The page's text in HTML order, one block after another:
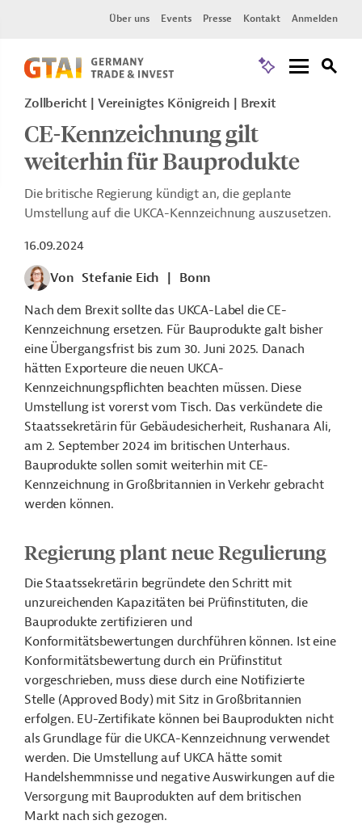
Über uns Events Presse Kontakt Anmelden
Zollbericht Vereinigtes Königreich Brexit
CE-Kennzeichnung gilt
weiterhin für Bauprodukte
Die britische Regierung kündigt an, die geplante
Umstellung auf die UKCA-Kennzeichnung auszusetzen.
16.09.2024
Von Stefanie Eich
Bonn
Nach dem Brexit sollte das UKCA-Label die CE-
Kennzeichnung ersetzen. Für Bauprodukte galt bisher
eine Übergangsfrist bis zum 30. Juni 2025. Danach
hätten Exporteure die neuen UKCA-
Kennzeichnungspflichten beachten müssen. Diese
Umstellung ist vorerst vom Tisch. Das verkündete die
Staatssekretärin für Gebäudesicherheit, Rushanara Ali,
am 2. September 2024 im britischen Unterhaus.
Bauprodukte sollen somit weiterhin mit CE-
Kennzeichnung in Großbritannien in Verkehr gebracht
werden können.
Regierung plant neue Regulierung
Die Staatssekretärin begründete den Schritt mit
unzureichenden Kapazitäten bei Prüfinstituten, die
Bauprodukte zertifizieren und
Konformitätsbewertungen durchführen können. Ist eine
Konformitätsbewertung durch ein Prüfinstitut
vorgeschrieben, muss diese durch eine Notifizierte
Stelle (Approved Body) mit Sitz in Großbritannien
erfolgen. EU-Zertifikate können bei Bauprodukten nicht
als Grundlage für die UKCA-Kennzeichnung verwendet
werden. Die Umstellung auf UKCA hätte somit
Handelshemmnisse und negative Auswirkungen auf die
Versorgung mit Bauprodukten auf dem britischen
Markt nach sich gezogen.